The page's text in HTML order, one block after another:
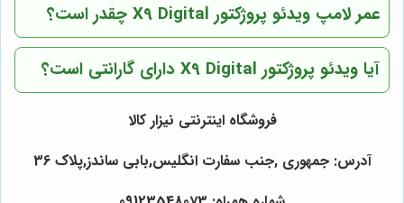
عمر لامپ ویدئو پروژکتور X9 Digital چقدر است؟
آیا ویدئو پروژکتور X9 Digital دارای گارانتی است؟
فروشگاه اینترنتی نیزار کالا
آدرس: جمهوری ,جنب سفارت انگلیس,بابی ساندز,پلاک 36